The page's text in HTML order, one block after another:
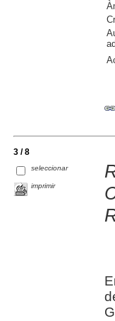
3 / 8
seleccionar
imprimir